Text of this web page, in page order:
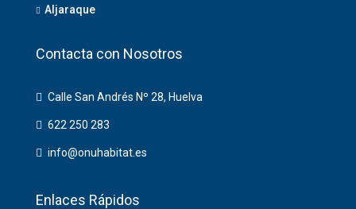
Aljaraque
Contacta con Nosotros
Calle San Andrés Nº 28, Huelva
622 250 283
info@onuhabitat.es
Enlaces Rápidos